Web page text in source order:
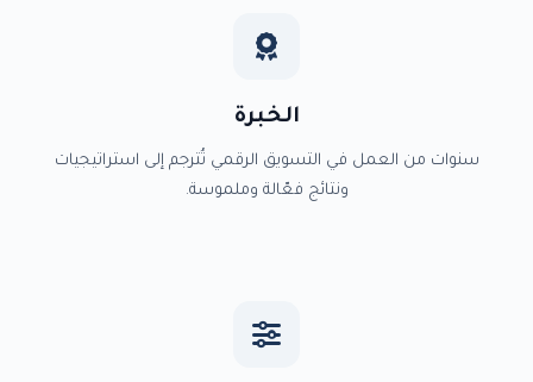
الخبرة
سنوات من العمل في التسويق الرقمي تُترجم إلى استراتيجيات
ونتائج فعّالة وملموسة.